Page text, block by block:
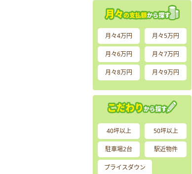
月々4万円 月々5万円
月々6万円 月々7万円
月々8万円 月々9万円
40坪以上 50坪以上
駐車場2台 駅近物件
プライスダウン